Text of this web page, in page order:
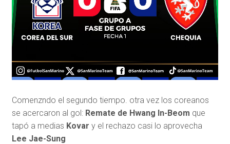
Comenzndo el segundo tiempo. otra vez los coreanos
se acercaron al gol: Remate de Hwang In-Beom que
tapó a medias Kovar y el rechazo casi lo aprovecha
Lee Jae-Sung